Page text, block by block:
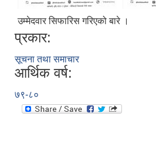
उम्मेदवार सिफारिस गरिएको बारे ।
प्रकार:
सूचना तथा समाचार
आर्थिक वर्ष:
७९-८०